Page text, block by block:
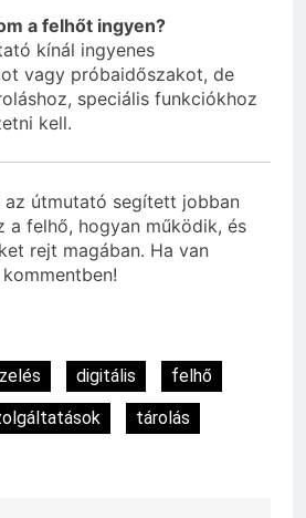
a felhőt ingyen?
kínál ingyenes
vagy próbaidőszakot, de
speciális funkciókhoz
kell.
az útmutató segített jobban
a felhő, hogyan működik, és
rejt magában. Ha van
digitális
felhő
tárolás